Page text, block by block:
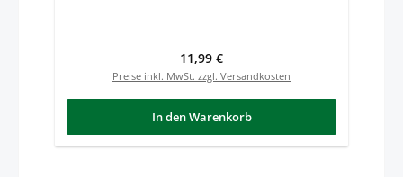
Regulärer Preis:
11,99 €
Preise inkl. MwSt. zzgl. Versandkosten
In den Warenkorb